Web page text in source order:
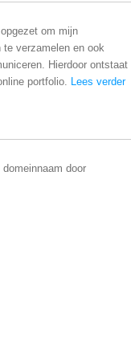
om mijn
te verzamelen en ook
Hierdoor ontstaat
portfolio. Lees verder
door